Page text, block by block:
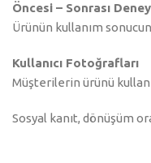
Öncesi – Sonrası
Ürünün kullanım
Kullanıcı Fotoğrafları
Müşterilerin ürünü
Sosyal kanıt, dönüşüm